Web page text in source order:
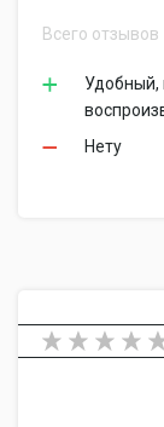
Всего отзывов
Удобный,
Нету